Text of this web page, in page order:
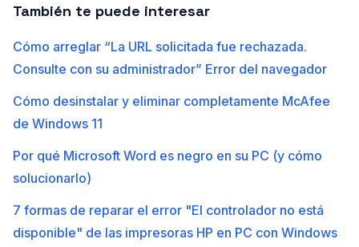
También te puede interesar
Cómo arreglar “La URL solicitada fue rechazada.
Consulte con su administrador” Error del navegador
Cómo desinstalar y eliminar completamente McAfee
de Windows 11
Por qué Microsoft Word es negro en su PC (y cómo
solucionarlo)
7 formas de reparar el error "El controlador no está
disponible" de las impresoras HP en PC con Windows